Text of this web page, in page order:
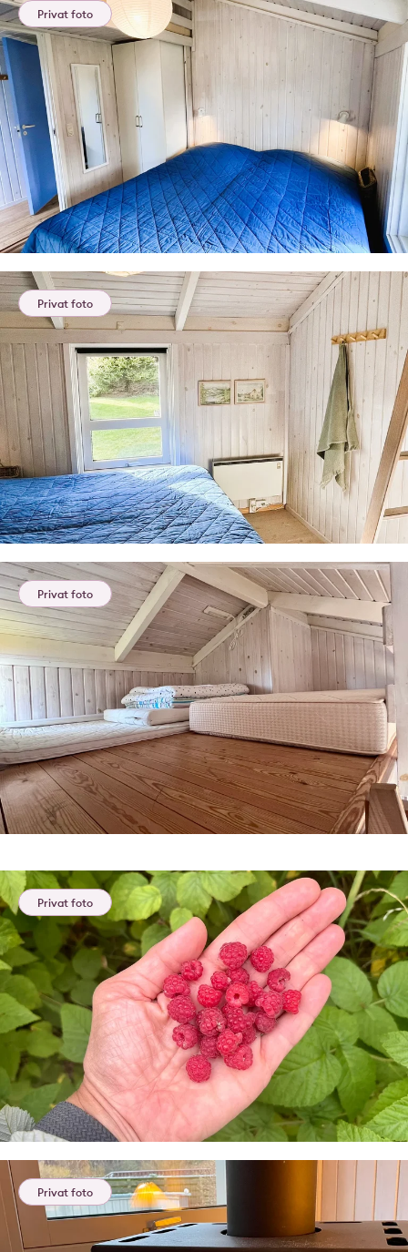
Privat foto
Privat foto
Privat foto
Privat foto
Privat foto